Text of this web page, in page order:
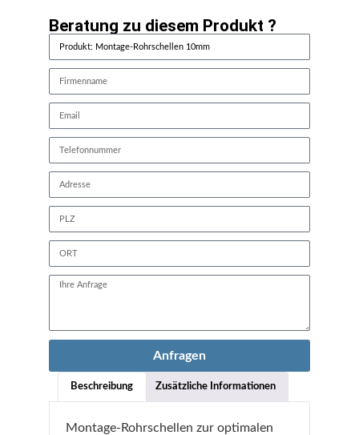
Beschreibung Zusätzliche Informationen
Montage-Rohrschellen zur optimalen
Beratung zu diesem Produkt ?
Anfragen